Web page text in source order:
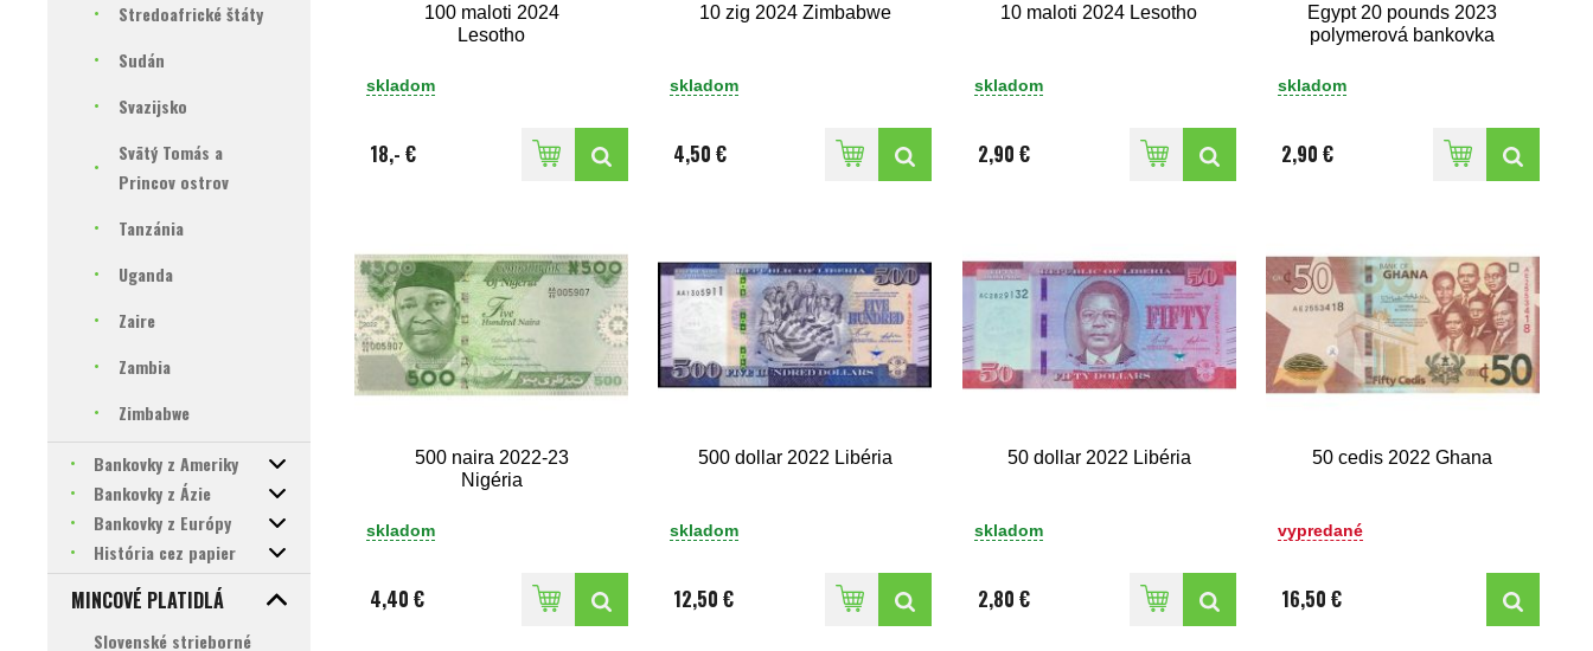
Stredoafrické štáty
Sudán
Svazijsko
Svätý Tomás a
Princov ostrov
Tanzánia
Uganda
Zaire
Zambia
Zimbabwe
Bankovky z Ameriky
Bankovky z Ázie
Bankovky z Európy
História cez papier
MINCOVÉ PLATIDLÁ
Slovenské strieborné
100 maloti 2024
Lesotho
skladom
18,- €
10 zig 2024 Zimbabwe
skladom
4,50 €
10 maloti 2024 Lesotho
skladom
2,90 €
Egypt 20 pounds 2023
polymerová bankovka
skladom
2,90 €
500 naira 2022-23
Nigéria
skladom
4,40 €
500 dollar 2022 Libéria
skladom
12,50 €
50 dollar 2022 Libéria
skladom
2,80 €
50 cedis 2022 Ghana
vypredané
16,50 €